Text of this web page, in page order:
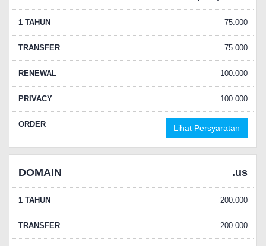
1 TAHUN 75.000
TRANSFER 75.000
RENEWAL 100.000
PRIVACY 100.000
ORDER Lihat Persyaratan
DOMAIN .us
1 TAHUN 200.000
TRANSFER 200.000